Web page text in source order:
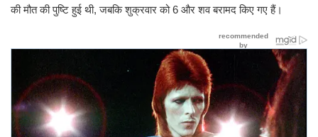
की मौत की पुष्टि हुई थी, जबकि शुक्रवार को 6 और शव बरामद किए गए हैं।